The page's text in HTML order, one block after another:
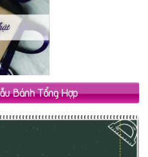
Bánh Tổng Hợp